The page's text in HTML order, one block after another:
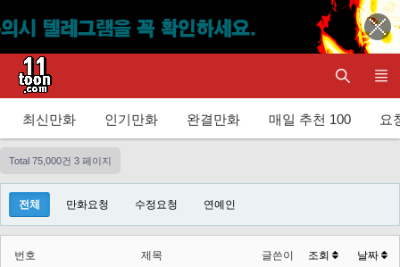
최신만화 인기만화 완결만화 매일 추천 100 요
Total 75,000건 3 페이지
전체 만화요청 수정요청 연예인
번호 제목 글쓴이 조회 날짜